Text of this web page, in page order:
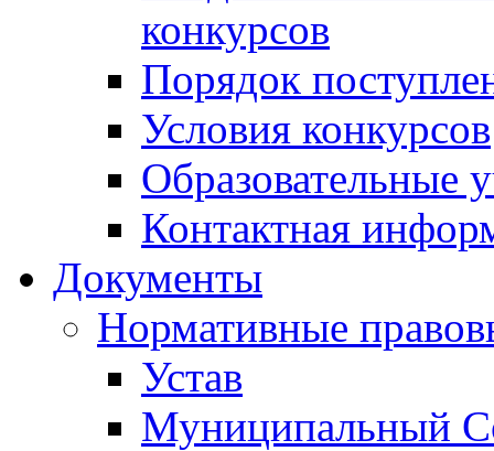
конкурсов
Порядок
Условия конкурсов
Образовательные
Контактная
Документы
Нормативные
Устав
Муниципальный